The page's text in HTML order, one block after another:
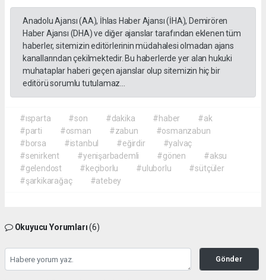
Anadolu Ajansı (AA), İhlas Haber Ajansı (İHA), Demirören
Haber Ajansı (DHA) ve diğer ajanslar tarafından eklenen tüm
haberler, sitemizin editörlerinin müdahalesi olmadan ajans
kanallarından çekilmektedir. Bu haberlerde yer alan hukuki
muhataplar haberi geçen ajanslar olup sitemizin hiç bir
editörü sorumlu tutulamaz...
#ısparta #son #dakika #haber
#ak
#parti
#osman #zabun
#osmanzabun
#borsa
#istanbul #eğirdir
#yalvaç
#senirkent
#yenişarbademli #gönen
#aksu
#gelendost
#keçiborlu #uluborlu
#sütçüler
#şarkikarağaç
#atebey
Okuyucu Yorumları(6)
Gönder